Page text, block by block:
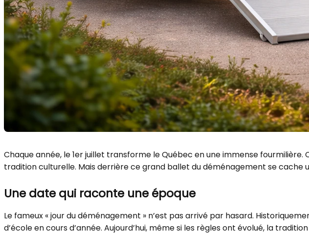
Chaque année, le 1er juillet transforme le Québec en une immense
tradition culturelle. Mais derrière ce grand ballet du déménagement se
Une date qui raconte une époque
Le fameux « jour du déménagement » n’est pas arrivé par hasard.
d’école en cours d’année. Aujourd’hui, même si les règles ont évolué, la